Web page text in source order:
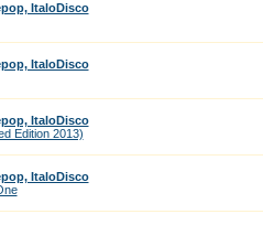
ItaloDisco
ItaloDisco
ItaloDisco
Edition 2013)
ItaloDisco